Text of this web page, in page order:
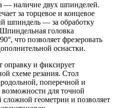
— наличие двух шпинделей.
за торцевое и концевое
шпиндель — за обработку
головка
что позволяет фрезеровать
оснастки.
оправку и фиксирует
схеме резания. Стол
поперечной и
для точной
сложной геометрии и позволяет